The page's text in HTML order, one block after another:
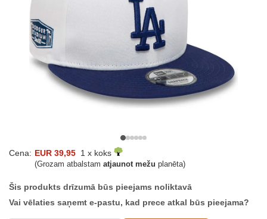
Cena: EUR 39,95 1 x koks
(Grozam atbalstam atjaunot mežu planēta)
Šis produkts drīzumā būs pieejams noliktavā
Vai vēlaties saņemt e-pastu, kad prece atkal būs pieejama?